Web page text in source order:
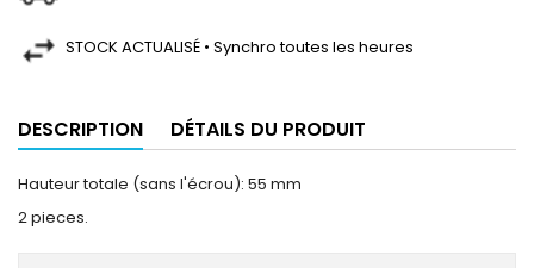
STOCK ACTUALISÉ • Synchro toutes les heures
DESCRIPTION DÉTAILS DU PRODUIT
Hauteur totale (sans l'écrou): 55 mm
2 pieces.